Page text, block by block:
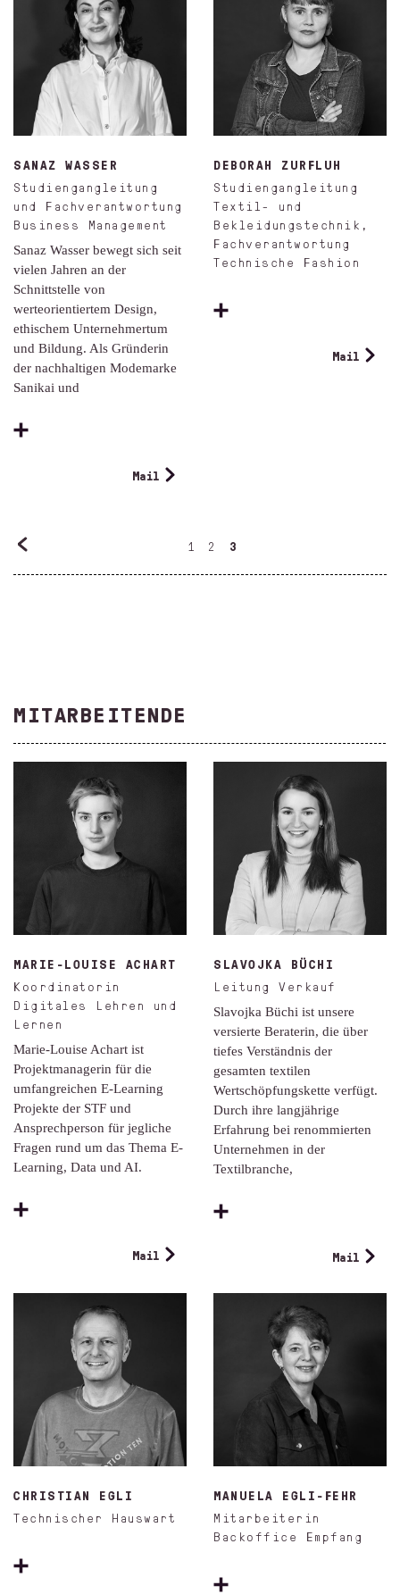
SANAZ WASSER
Studiengangleitung
und Fachverantwortung
Business Management
Sanaz Wasser bewegt sich seit
vielen Jahren an der
Schnittstelle von
werteorientiertem Design,
ethischem Unternehmertum
und Bildung. Als Gründerin
der nachhaltigen Modemarke
Sanikai und
Mail
DEBORAH ZURFLUH
Studiengangleitung
Textil- und
Bekleidungstechnik,
Fachverantwortung
Technische Fashion
Mail
1 2 3
MITARBEITENDE
MARIE-LOUISE ACHART
Koordinatorin
Digitales Lehren und
Lernen
Marie-Louise Achart ist
Projektmanagerin für die
umfangreichen E-Learning
Projekte der STF und
Ansprechperson für jegliche
Fragen rund um das Thema E-
Learning, Data und AI.
Mail
SLAVOJKA BÜCHI
Leitung Verkauf
Slavojka Büchi ist unsere
versierte Beraterin, die über
tiefes Verständnis der
gesamten textilen
Wertschöpfungskette verfügt.
Durch ihre langjährige
Erfahrung bei renommierten
Unternehmen in der
Textilbranche,
Mail
CHRISTIAN EGLI
Technischer Hauswart
MANUELA EGLI-FEHR
Mitarbeiterin
Backoffice Empfang